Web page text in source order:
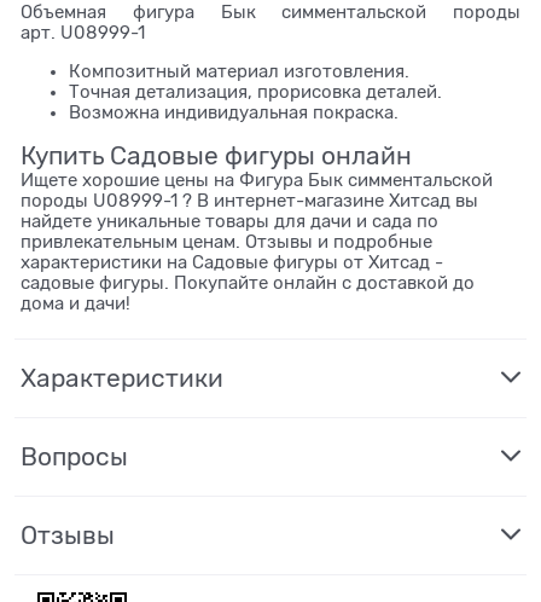
Объемная фигура Бык симментальской породы
арт. U08999-1
Композитный материал изготовления.
Точная детализация, прорисовка деталей.
Возможна индивидуальная покраска.
Купить Садовые фигуры онлайн
Ищете хорошие цены на Фигура Бык симментальской
породы U08999-1 ? В интернет-магазине Хитсад вы
найдете уникальные товары для дачи и сада по
привлекательным ценам. Отзывы и подробные
характеристики на Садовые фигуры от Хитсад -
садовые фигуры. Покупайте онлайн с доставкой до
дома и дачи!
Характеристики
Вопросы
Отзывы